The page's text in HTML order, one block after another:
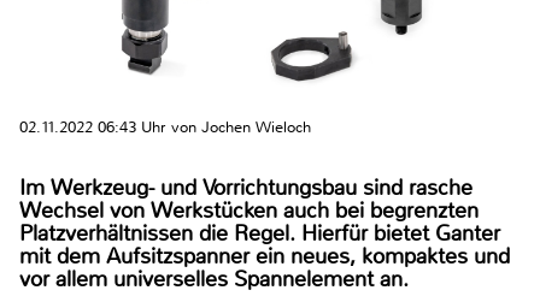
02.11.2022 06:43 Uhr von Jochen Wieloch
Im Werkzeug- und Vorrichtungsbau sind rasche
Wechsel von Werkstücken auch bei begrenzten
Platzverhältnissen die Regel. Hierfür bietet Ganter
mit dem Aufsitzspanner ein neues, kompaktes und
vor allem universelles Spannelement an.